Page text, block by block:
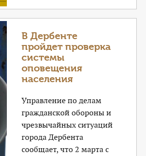
В Дербенте
пройдет проверка
системы
оповещения
населения
Управление по делам
гражданской обороны и
чрезвычайных ситуаций
города Дербента
сообщает, что 2 марта с